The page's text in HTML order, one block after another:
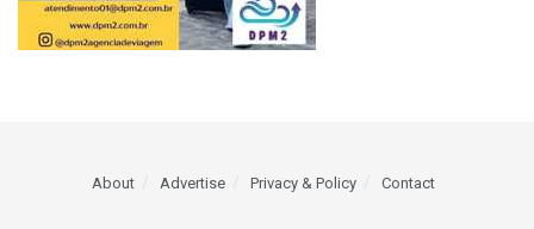
About Advertise Privacy & Policy Contact